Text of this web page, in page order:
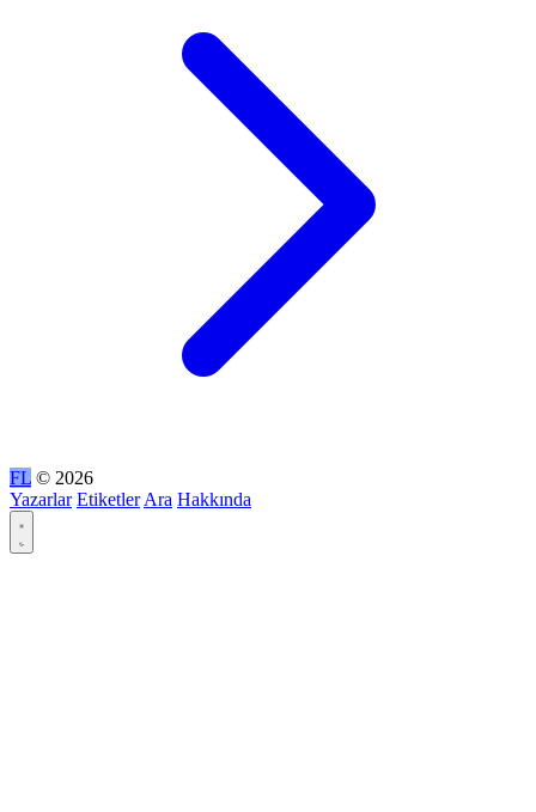
FL © 2026
Yazarlar Etiketler Ara Hakkında